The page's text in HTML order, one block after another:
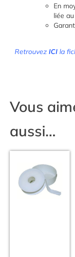
En
liée
Retrouvez ICI la
Vous
aussi…